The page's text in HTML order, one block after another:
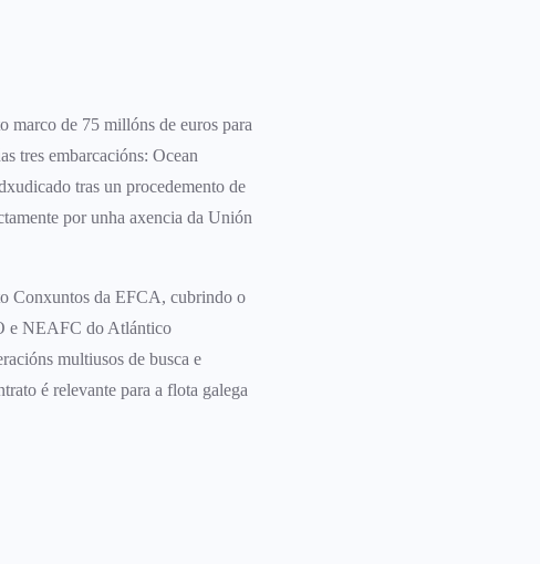
de 75 millóns de euros para
tres embarcacións: Ocean
tras un procedemento de
por unha axencia da Unión
Conxuntos da EFCA, cubrindo o
e NEAFC do Atlántico
multiusos de busca e
é relevante para a flota galega